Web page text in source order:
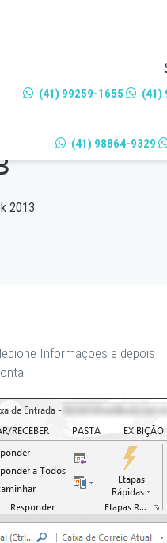
(41) 99259-1655 (41)
(41) 98864-9329
IMAP
2013
Informações e depois